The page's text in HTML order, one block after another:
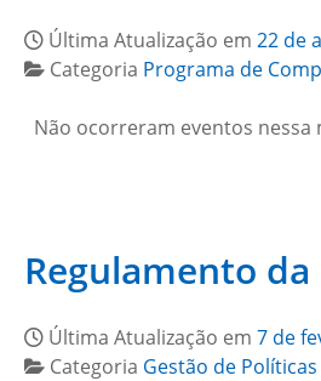
Última Atualização em 22 de
Categoria Programa de
Não ocorreram eventos
Regulamento da
Última Atualização em 7 de
Categoria Gestão de